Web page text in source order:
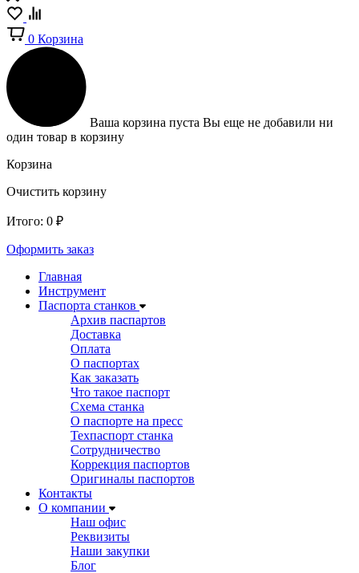
0 Корзина
Ваша корзина пуста Вы еще не добавили ни
один товар в корзину
Корзина
Очистить корзину
Итого: 0 ₽
Оформить заказ
Главная
Инструмент
Паспорта станков
Архив паспартов
Доставка
Оплата
О паспортах
Как заказать
Что такое паспорт
Схема станка
О паспорте на пресс
Техпаспорт станка
Сотрудничество
Коррекция паспортов
Оригиналы паспортов
Контакты
О компании
Наш офис
Реквизиты
Наши закупки
Блог